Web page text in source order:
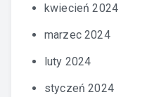
kwiecień 2024
marzec 2024
luty 2024
styczeń 2024